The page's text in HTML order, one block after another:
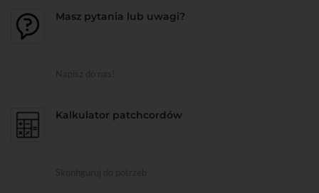
Masz pytania lub uwagi?
Kalkulator patchcordów